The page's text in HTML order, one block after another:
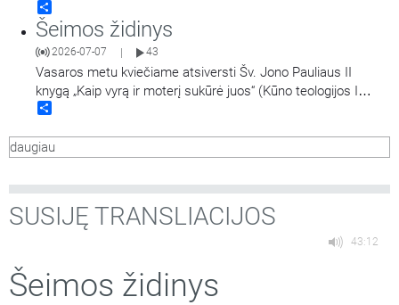
Vuosaitytė, Elena Kuosaitė-Čypienė, Jūra Jūronienė. Laidą
veda Jurgita Salinienė.
Šeimos židinys
2026-07-07 43
Vasaros metu kviečiame atsiversti Šv. Jono Pauliaus II
knygą „Kaip vyrą ir moterį sukūrė juos“ (Kūno teologijos I
dalį). Karolis Wojtyła-popiežius Jonas Paulius II „Kūno
remdamasis tuo, kaip ją galima įžvelgti Biblijoje. Tai visiškai
daugiau
SUSIJĘ TRANSLIACIJOS
43:12
Šeimos židinys